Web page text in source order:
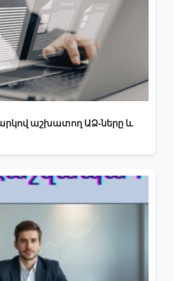
աշխատող ԱՁ-ները և